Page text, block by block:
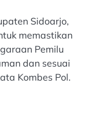
Sidoarjo,
memastikan
Pemilu
dan sesuai
Kombes Pol.